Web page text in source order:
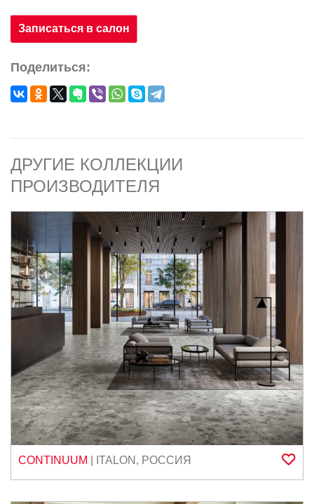
Записаться в салон
Поделиться:
ДРУГИЕ КОЛЛЕКЦИИ
ПРОИЗВОДИТЕЛЯ
CONTINUUM ITALON , РОССИЯ